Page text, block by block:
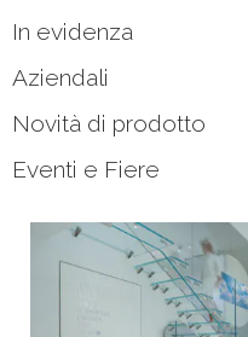
In evidenza
Aziendali
Novità di prodotto
Eventi e Fiere